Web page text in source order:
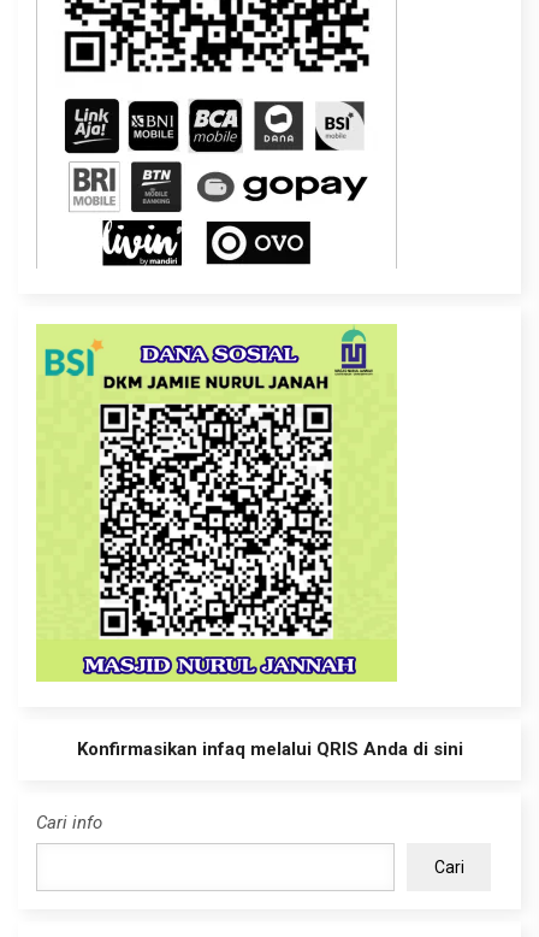
Konfirmasikan infaq melalui QRIS Anda di sini
Cari info
Cari